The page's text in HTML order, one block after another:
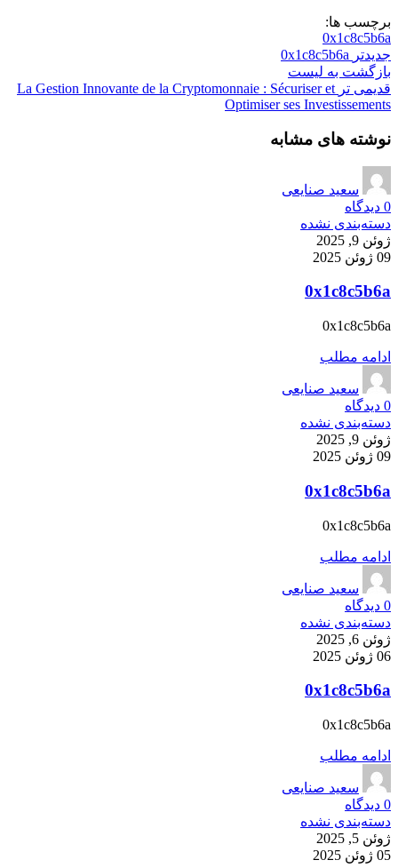
برچسب ها:
0x1c8c5b6a
جدیدتر 0x1c8c5b6a
بازگشت به لیست
قدیمی تر La Gestion Innovante de la Cryptomonnaie : Sécuriser et
Optimiser ses Investissements
نوشته های مشابه
سعید صنایعی
0 دیدگاه
دسته‌بندی نشده
ژوئن 9, 2025
09 ژوئن 2025
0x1c8c5b6a
0x1c8c5b6a
ادامه مطلب
سعید صنایعی
0 دیدگاه
دسته‌بندی نشده
ژوئن 9, 2025
09 ژوئن 2025
0x1c8c5b6a
0x1c8c5b6a
ادامه مطلب
سعید صنایعی
0 دیدگاه
دسته‌بندی نشده
ژوئن 6, 2025
06 ژوئن 2025
0x1c8c5b6a
0x1c8c5b6a
ادامه مطلب
سعید صنایعی
0 دیدگاه
دسته‌بندی نشده
ژوئن 5, 2025
05 ژوئن 2025